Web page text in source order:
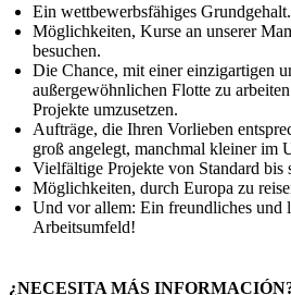
Ein wettbewerbsfähiges Grundgehalt.
Möglichkeiten, Kurse an unserer
besuchen.
Die Chance, mit einer einzigartigen
außergewöhnlichen Flotte zu
Projekte umzusetzen.
Aufträge, die Ihren Vorlieben
groß angelegt, manchmal kleiner im
Vielfältige Projekte von Standard bis
Möglichkeiten, durch Europa zu
Und vor allem: Ein freundliches und
Arbeitsumfeld!
¿NECESITA MÁS